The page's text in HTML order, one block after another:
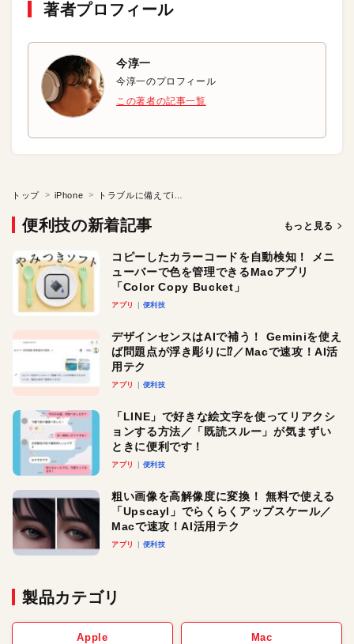
著者プロフィール
今淳一
今淳一のプロフィール
この著者の記事一覧
トップ iPhone
便利技の新着記事 もっと見る
コピーしたカラーコードを自動検知！ メニ
ューバーで色を管理できるMacアプリ
「Color Copy Bucket」
アプリ 便利技
デザインセンスはAIで補う！ Geminiを使え
ば問題点が浮き彫りに⁉︎／Macで速攻！AI活
用テク
アプリ 便利技
「LINE」で好きな絵文字を使ってリアクシ
ョンする方法／「既読スルー」が気まずい
ときに便利です！
アプリ 便利技
粗い画像を高解像度に変換！ 無料で使える
「Upscayl」でらくらくアップスケール／
Macで速攻！AI活用テク
アプリ 便利技
製品カテゴリ
Apple Mac